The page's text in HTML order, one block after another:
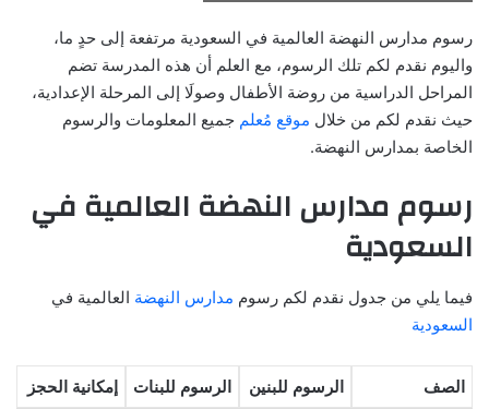
رسوم مدارس النهضة العالمية في السعودية مرتفعة إلى حدٍ ما،
واليوم نقدم لكم تلك الرسوم، مع العلم أن هذه المدرسة تضم
المراحل الدراسية من روضة الأطفال وصولَا إلى المرحلة الإعدادية،
حيث نقدم لكم من خلال موقع مُعلم جميع المعلومات والرسوم
الخاصة بمدارس النهضة.
رسوم مدارس النهضة العالمية في
السعودية
فيما يلي من جدول نقدم لكم رسوم مدارس النهضة العالمية في
السعودية
الصف الرسوم للبنين الرسوم للبنات إمكانية الحجز